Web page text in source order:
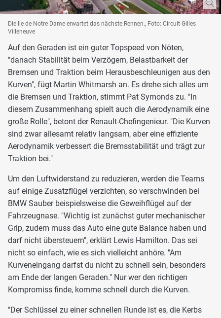
Die Ile de Notre Dame erwartet das nächste Rennen., Foto: Circuit Gilles
Villeneuve
Auf den Geraden ist ein guter Topspeed von Nöten,
"danach Stabilität beim Verzögern, Belastbarkeit der
Bremsen und Traktion beim Herausbeschleunigen aus den
Kurven", fügt Martin Whitmarsh an. Es drehe sich alles um
die Bremsen und Traktion, stimmt Pat Symonds zu. "In
diesem Zusammenhang spielt auch die Aerodynamik eine
große Rolle", betont der Renault-Chefingenieur. "Die Kurven
sind zwar allesamt relativ langsam, aber eine effiziente
Aerodynamik verbessert die Bremsstabilität und trägt zur
Traktion bei."
Um den Luftwiderstand zu reduzieren, werden die Teams
auf einige Zusatzflügel verzichten, so verschwinden bei
BMW Sauber beispielsweise die Geweihflügel auf der
Fahrzeugnase. "Wichtig ist zunächst guter mechanischer
Grip, zudem muss das Auto eine gute Balance haben und
darf nicht übersteuern", erklärt Lewis Hamilton. Das sei
nicht so einfach, wie es sich vielleicht anhöre. "Am
Kurveneingang darfst du nicht zu schnell sein, besonders
am Ende der langen Geraden." Nur wer den richtigen
Kompromiss finde, komme schnell durch die Kurven.
"Der Schlüssel zu einer schnellen Runde ist es, die Kerbs